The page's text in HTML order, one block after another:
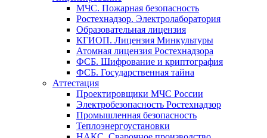
МЧС. Пожарная безопасность
Ростехнадзор. Электролаборатория
Образовательная лицензия
КГИОП. Лицензия Минкультуры
Атомная лицензия Ростехнадзора
ФСБ. Шифрование и криптография
ФСБ. Государственная тайна
Аттестация
Проектировщики МЧС России
Электробезопасность Ростехнадзор
Промышленная безопасность
Теплоэнергоустановки